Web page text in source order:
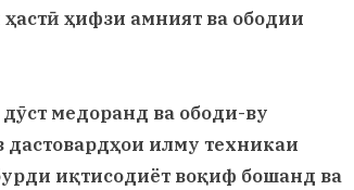
ҳифзи амният ва ободии
медоранд ва ободи-ву
дастовардҳои илму техникаи
иқтисодиёт воқиф бошанд ва